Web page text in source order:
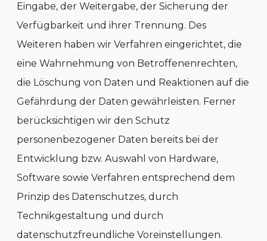
Eingabe, der Weitergabe, der Sicherung der
Verfügbarkeit und ihrer Trennung. Des
Weiteren haben wir Verfahren eingerichtet, die
eine Wahrnehmung von Betroffenenrechten,
die Löschung von Daten und Reaktionen auf die
Gefährdung der Daten gewährleisten. Ferner
berücksichtigen wir den Schutz
personenbezogener Daten bereits bei der
Entwicklung bzw. Auswahl von Hardware,
Software sowie Verfahren entsprechend dem
Prinzip des Datenschutzes, durch
Technikgestaltung und durch
datenschutzfreundliche Voreinstellungen.